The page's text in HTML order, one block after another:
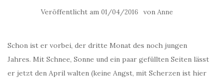
Veröffentlicht am 01/04/2016 von Anne
Schon ist er vorbei, der dritte Monat des noch jungen
Jahres. Mit Schnee, Sonne und ein paar gefüllten Seiten lässt
er jetzt den April walten (keine Angst, mit Scherzen ist hier